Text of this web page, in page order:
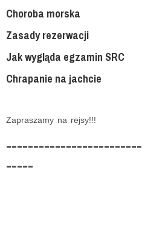
Choroba morska
Zasady rezerwacji
Jak wygląda egzamin SRC
Chrapanie na jachcie
Zapraszamy na rejsy!!!
-------------------------
-----